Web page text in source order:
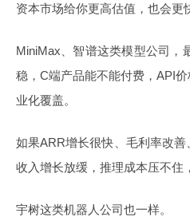
资本市场给你更高估值，也会更
MiniMax、智谱这类模型公司，
稳，C端产品能不能付费，API
业化覆盖。
如果ARR增长很快、毛利率改
收入增长放缓，推理成本压不住
宇树这类机器人公司也一样。